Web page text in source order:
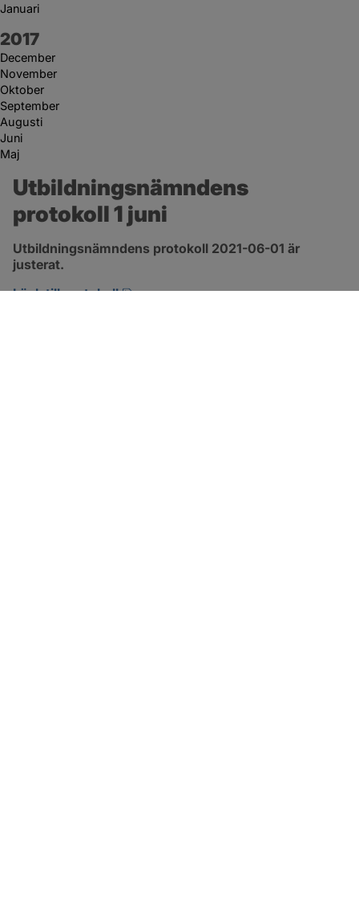
Januari
År:
2017
December
November
Oktober
September
Augusti
Juni
Maj
Utbildningsnämndens
protokoll 1 juni
Utbildningsnämndens protokoll 2021-06-01 är
justerat.
Länk till protokoll
pdf, 1.3 MB, öppnas i nytt fönster.